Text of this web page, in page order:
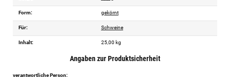
Form: gekörnt
Für: Schweine
Inhalt: 25,00 kg
Angaben zur Produktsicherheit
verantwortliche Person: